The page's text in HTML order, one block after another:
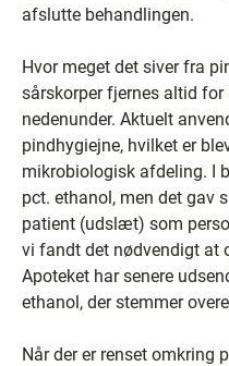
afslutte behandlingen.
Hvor meget det siver fra
sårskorper fjernes altid
nedenunder. Aktuelt
pindhygiejne, hvilket er
mikrobiologisk afdeling. I
pct. ethanol, men det gav
patient (udslæt) som
vi fandt det nødvendigt at
Apoteket har senere
ethanol, der stemmer
Når der er renset omkring